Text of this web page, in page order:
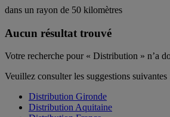
dans un rayon de 50 kilomètres
Aucun résultat trouvé
Votre recherche pour « Distribution » n’a
Veuillez consulter les suggestions suivantes
Distribution Gironde
Distribution Aquitaine